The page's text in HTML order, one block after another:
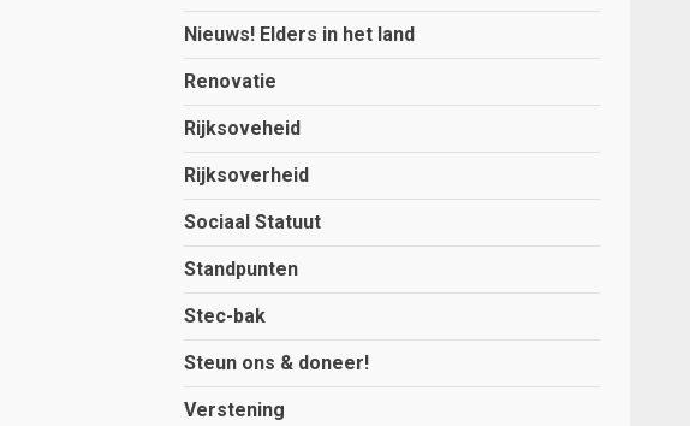
Nieuws! Elders in het land
Renovatie
Rijksoveheid
Rijksoverheid
Sociaal Statuut
Standpunten
Stec-bak
Steun ons & doneer!
Verstening